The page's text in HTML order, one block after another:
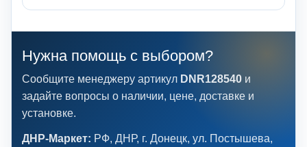
Нужна помощь с выбором?
Сообщите менеджеру артикул DNR128540 и
задайте вопросы о наличии, цене, доставке и
установке.
ДНР-Маркет: РФ, ДНР, г. Донецк, ул. Постышева,